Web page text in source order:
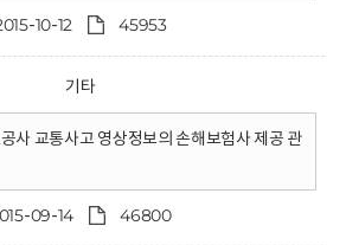
10-12 45953
기타
사 교통사고 영상정보의 손해보험사 제공 관
09-14 46800